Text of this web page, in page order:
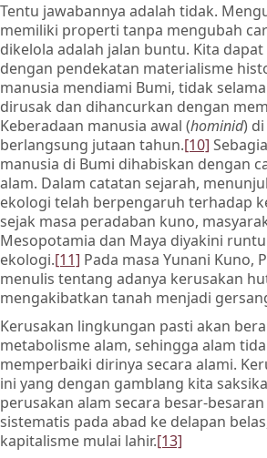
Tentu jawabannya adalah tidak.
memiliki properti tanpa mengubah
dikelola adalah jalan buntu. Kita
dengan pendekatan materialisme
manusia mendiami Bumi, tidak
dirusak dan dihancurkan dengan
Keberadaan manusia awal (hominid)
berlangsung jutaan tahun.[10]
manusia di Bumi dihabiskan dengan
alam. Dalam catatan sejarah,
ekologi telah berpengaruh terhadap
sejak masa peradaban kuno,
Mesopotamia dan Maya diyakini
ekologi.[11] Pada masa Yunani Kuno,
menulis tentang adanya kerusakan
mengakibatkan tanah menjadi
Kerusakan lingkungan pasti akan
metabolisme alam, sehingga alam
memperbaiki dirinya secara alami.
ini yang dengan gamblang kita
perusakan alam secara besar-
sistematis pada abad ke delapan
kapitalisme mulai lahir.[13]